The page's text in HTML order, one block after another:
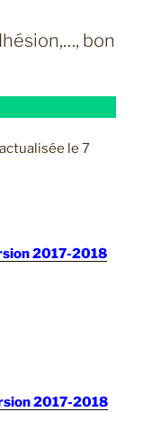
bon
le 7
2017-2018
2017-2018